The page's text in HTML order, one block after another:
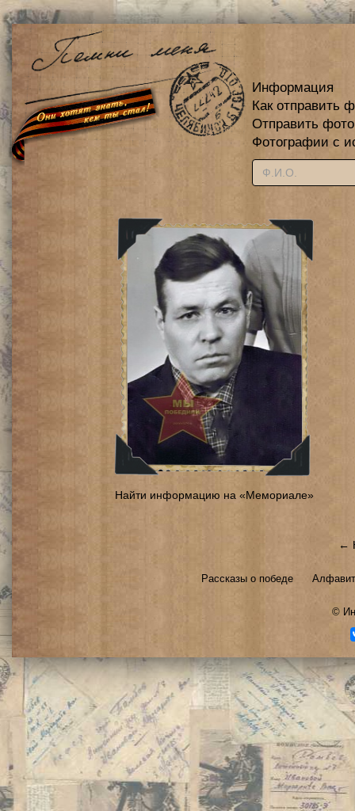
Информация
Как отправить
Отправить
Фотографии с
Найти информацию на «Мемориале»
←
Рассказы о победе
©